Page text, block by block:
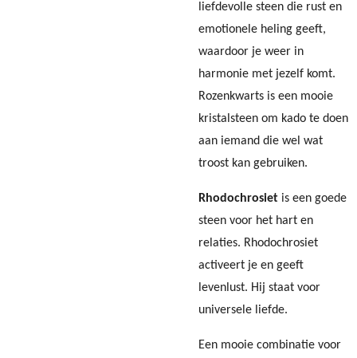
liefdevolle steen die rust en
emotionele heling geeft,
waardoor je weer in
harmonie met jezelf komt.
Rozenkwarts is een mooie
kristalsteen om kado te doen
aan iemand die wel wat
troost kan gebruiken.
Rhodochrosiet is een goede
steen voor het hart en
relaties. Rhodochrosiet
activeert je en geeft
levenlust. Hij staat voor
universele liefde.
Een mooie combinatie voor